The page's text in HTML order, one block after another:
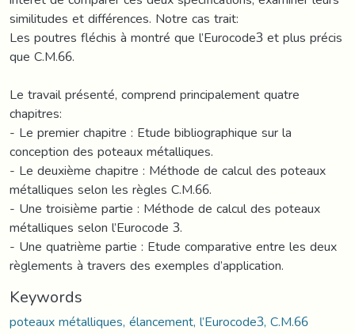
similitudes et différences. Notre cas trait:
Les poutres fléchis à montré que l’Eurocode3 et plus précis
que C.M.66.
Le travail présenté, comprend principalement quatre
chapitres:
- Le premier chapitre : Etude bibliographique sur la
conception des poteaux métalliques.
- Le deuxième chapitre : Méthode de calcul des poteaux
métalliques selon les règles C.M.66.
- Une troisième partie : Méthode de calcul des poteaux
métalliques selon l’Eurocode 3.
- Une quatrième partie : Etude comparative entre les deux
règlements à travers des exemples d’application.
Keywords
poteaux métalliques, élancement, l’Eurocode3, C.M.66